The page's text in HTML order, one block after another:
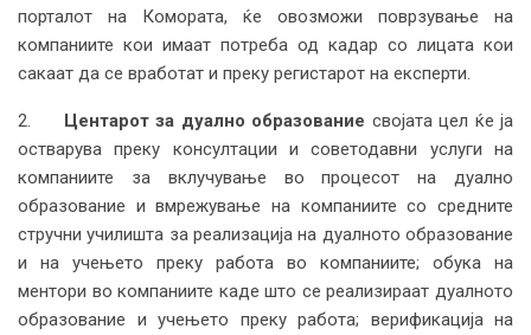
порталот на Комората, ќе овозможи поврзување на
компаниите кои имаат потреба од кадар со лицата кои
сакаат да се вработат и преку регистарот на експерти.
2. Центарот за дуално образование својата цел ќе ја
остварува преку консултации и советодавни услуги на
компаниите за вклучување во процесот на дуално
образование и вмрежување на компаниите со средните
стручни училишта за реализација на дуалното образование
и на учењето преку работа во компаниите; обука на
ментори во компаниите каде што се реализираат дуалното
образование и учењето преку работа; верификација на